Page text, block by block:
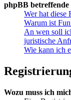
phpBB betreffende
Wer hat diese
Warum ist
An wen soll
juristische
Wie kann ich
Wozu muss ich